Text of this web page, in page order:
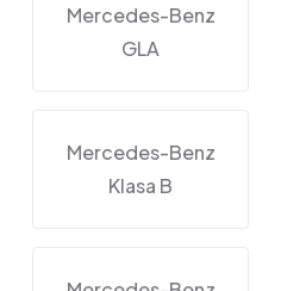
Mercedes-Benz
GLA
Mercedes-Benz
Klasa B